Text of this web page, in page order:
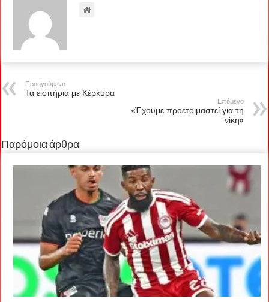
Προηγούμενο
Τα εισιτήρια με Κέρκυρα
Επόμενο
«Έχουμε προετοιμαστεί για τη
νίκη»
Παρόμοια άρθρα